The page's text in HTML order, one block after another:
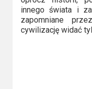
TV
+
innego świata i
zapomniane
cywilizację widać